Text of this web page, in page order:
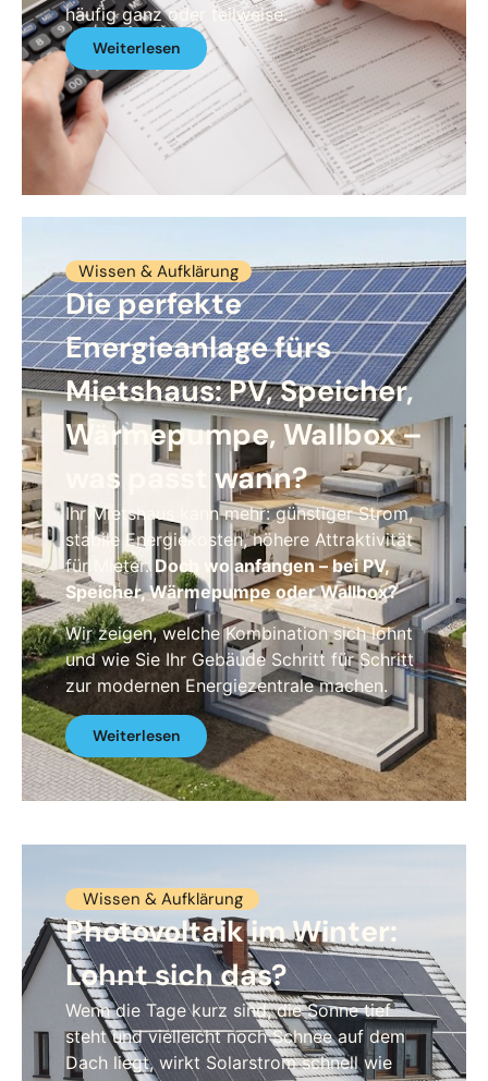
häufig ganz oder teilweise.
Weiterlesen
Wissen & Aufklärung
Die perfekte
Energieanlage fürs
Mietshaus: PV, Speicher,
Wärmepumpe, Wallbox –
was passt wann?
Ihr Mietshaus kann mehr: günstiger Strom,
stabile Energiekosten, höhere Attraktivität
für Mieter. Doch wo anfangen – bei PV,
Speicher, Wärmepumpe oder Wallbox?
Wir zeigen, welche Kombination sich lohnt
und wie Sie Ihr Gebäude Schritt für Schritt
zur modernen Energiezentrale machen.
Weiterlesen
Wissen & Aufklärung
Photovoltaik im Winter:
Lohnt sich das?
Wenn die Tage kurz sind, die Sonne tief
steht und vielleicht noch Schnee auf dem
Dach liegt, wirkt Solarstrom schnell wie